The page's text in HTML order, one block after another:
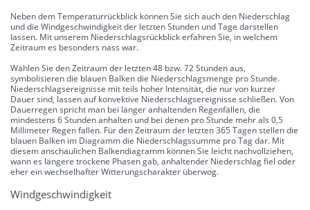
Neben dem Temperaturrückblick können Sie sich auch den Niederschlag
und die Windgeschwindigkeit der letzten Stunden und Tage darstellen
lassen. Mit unserem Niederschlagsrückblick erfahren Sie, in welchem
Zeitraum es besonders nass war.
Wählen Sie den Zeitraum der letzten 48 bzw. 72 Stunden aus,
symbolisieren die blauen Balken die Niederschlagsmenge pro Stunde.
Niederschlagsereignisse mit teils hoher Intensität, die nur von kurzer
Dauer sind, lassen auf konvektive Niederschlagsereignisse schließen. Von
Dauerregen spricht man bei länger anhaltenden Regenfällen, die
mindestens 6 Stunden anhalten und bei denen pro Stunde mehr als 0,5
Millimeter Regen fallen. Für den Zeitraum der letzten 365 Tagen stellen die
blauen Balken im Diagramm die Niederschlagssumme pro Tag dar. Mit
diesem anschaulichen Balkendiagramm können Sie leicht nachvollziehen,
wann es längere trockene Phasen gab, anhaltender Niederschlag fiel oder
eher ein wechselhafter Witterungscharakter überwog.
Windgeschwindigkeit